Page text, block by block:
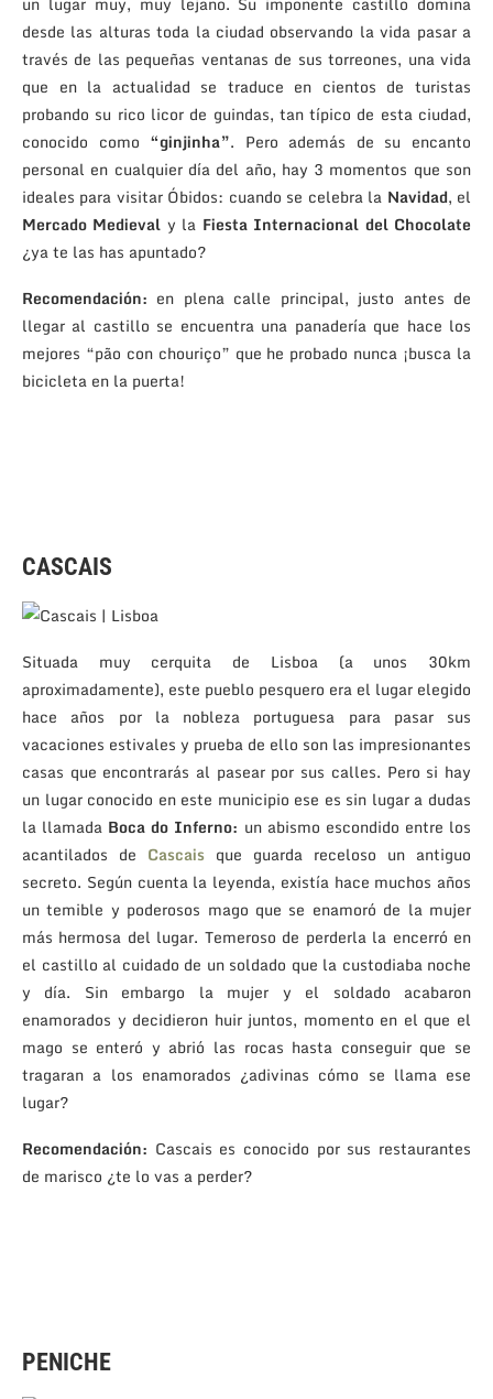
desde las alturas toda la ciudad observando la vida pasar a
través de las pequeñas ventanas de sus torreones, una vida
que en la actualidad se traduce en cientos de turistas
probando su rico licor de guindas, tan típico de esta ciudad,
conocido como “ginjinha”. Pero además de su encanto
personal en cualquier día del año, hay 3 momentos que son
ideales para visitar Óbidos: cuando se celebra la Navidad, el
Mercado Medieval y la Fiesta Internacional del Chocolate
¿ya te las has apuntado?
Recomendación: en plena calle principal, justo antes de
llegar al castillo se encuentra una panadería que hace los
mejores “pão con chouriço” que he probado nunca ¡busca la
bicicleta en la puerta!
CASCAIS
Situada muy cerquita de Lisboa (a unos 30km
aproximadamente), este pueblo pesquero era el lugar elegido
hace años por la nobleza portuguesa para pasar sus
vacaciones estivales y prueba de ello son las impresionantes
casas que encontrarás al pasear por sus calles. Pero si hay
un lugar conocido en este municipio ese es sin lugar a dudas
la llamada Boca do Inferno: un abismo escondido entre los
acantilados de Cascais que guarda receloso un antiguo
secreto. Según cuenta la leyenda, existía hace muchos años
un temible y poderosos mago que se enamoró de la mujer
más hermosa del lugar. Temeroso de perderla la encerró en
el castillo al cuidado de un soldado que la custodiaba noche
y día. Sin embargo la mujer y el soldado acabaron
enamorados y decidieron huir juntos, momento en el que el
mago se enteró y abrió las rocas hasta conseguir que se
tragaran a los enamorados ¿adivinas cómo se llama ese
lugar?
Recomendación: Cascais es conocido por sus restaurantes
de marisco ¿te lo vas a perder?
PENICHE